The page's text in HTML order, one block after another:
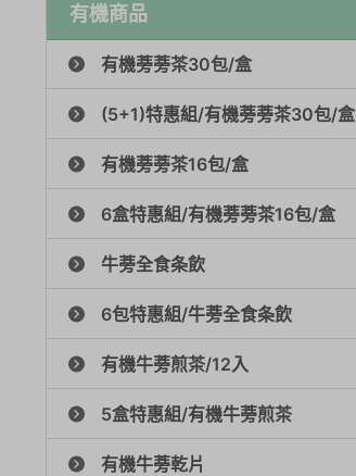
有機商品
有機蒡蒡茶30包/盒
(5+1)特惠組/有機蒡蒡茶30包/盒
有機蒡蒡茶16包/盒
6盒特惠組/有機蒡蒡茶16包/盒
牛蒡全食条飲
6包特惠組/牛蒡全食条飲
有機牛蒡煎茶/12入
5盒特惠組/有機牛蒡煎茶
有機牛蒡乾片